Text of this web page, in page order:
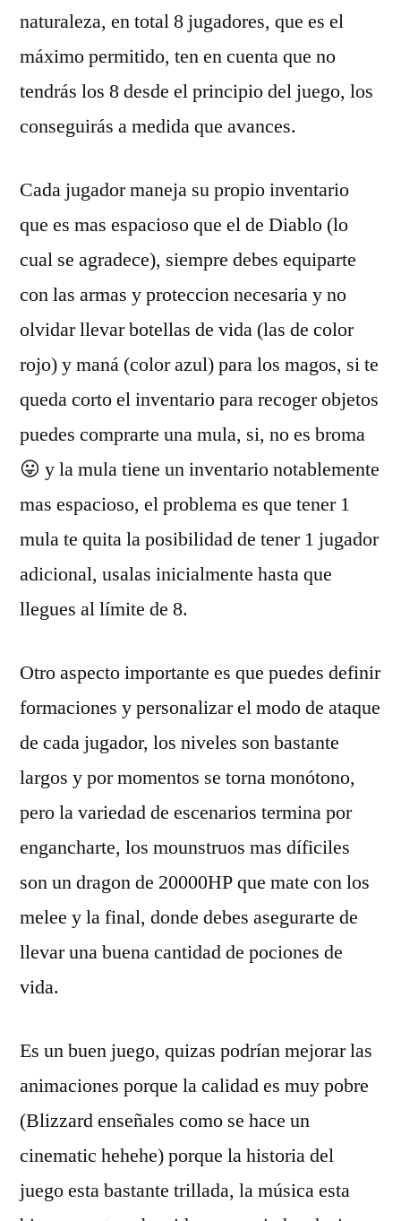
naturaleza, en total 8 jugadores, que es el
máximo permitido, ten en cuenta que no
tendrás los 8 desde el principio del juego, los
conseguirás a medida que avances.
Cada jugador maneja su propio inventario
que es mas espacioso que el de Diablo (lo
cual se agradece), siempre debes equiparte
con las armas y proteccion necesaria y no
olvidar llevar botellas de vida (las de color
rojo) y maná (color azul) para los magos, si te
queda corto el inventario para recoger objetos
puedes comprarte una mula, si, no es broma
😛 y la mula tiene un inventario notablemente
mas espacioso, el problema es que tener 1
mula te quita la posibilidad de tener 1 jugador
adicional, usalas inicialmente hasta que
llegues al lí­mite de 8.
Otro aspecto importante es que puedes definir
formaciones y personalizar el modo de ataque
de cada jugador, los niveles son bastante
largos y por momentos se torna monótono,
pero la variedad de escenarios termina por
engancharte, los mounstruos mas dí­ficiles
son un dragon de 20000HP que mate con los
melee y la final, donde debes asegurarte de
llevar una buena cantidad de pociones de
vida.
Es un buen juego, quizas podrí­an mejorar las
animaciones porque la calidad es muy pobre
(Blizzard enseñales como se hace un
cinematic hehehe) porque la historia del
juego esta bastante trillada, la música esta